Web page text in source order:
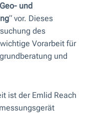
und
“ vor. Dieses
des
Vorarbeit für
und
ist der Emlid Reach